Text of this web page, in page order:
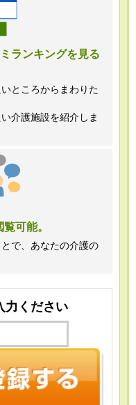
土日祝日除
いたします）
ランキングを見る
ところからまわりた
介護施設を紹介しま
可能。
で、あなたの介護の
力ください